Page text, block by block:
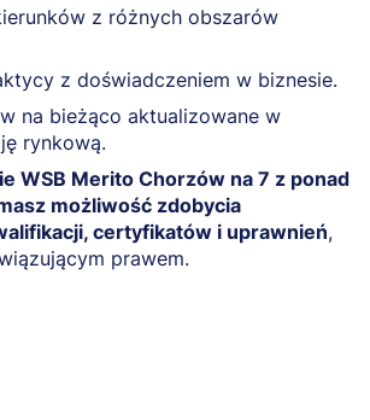
z różnych obszarów
z doświadczeniem w biznesie.
na bieżąco aktualizowane w
rynkową.
WSB Merito Chorzów na 7 z ponad
możliwość zdobycia
certyfikatów i uprawnień,
prawem.